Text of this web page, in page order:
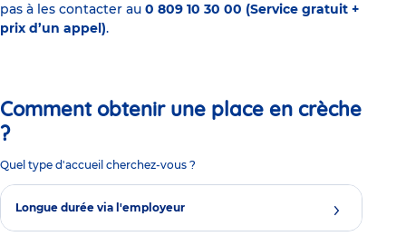
pas à les contacter au 0 809 10 30 00 (Service gratuit +
prix d’un appel).
Comment obtenir une place en crèche
?
Quel type d'accueil cherchez-vous ?
Longue durée via l'employeur